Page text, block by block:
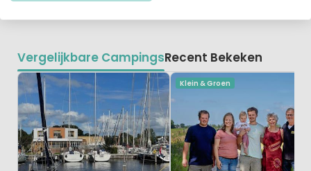
Vergelijkbare CampingsRecent Bekeken
Klein & Groen